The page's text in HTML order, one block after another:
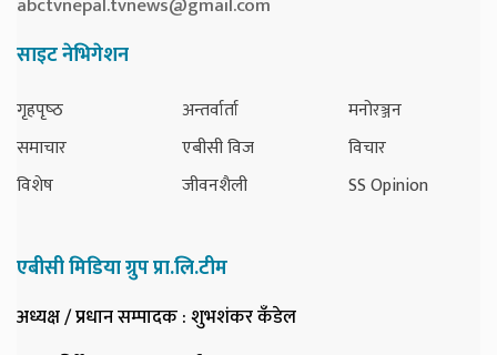
साइट नेभिगेशन
गृहपृष्‍ठ
समाचार
विशेष
अन्तर्वार्ता
एबीसी विज
जीवनशैली
मनोरञ्जन
विचार
SS Opinion
एबीसी मिडिया ग्रुप प्रा.लि.टीम
अध्यक्ष / प्रधान सम्पादक: शुभशंकर कँडेल